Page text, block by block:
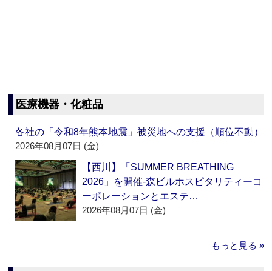
医療機器・化粧品
各社の「令和8年熊本地震」被災地への支援（順位不動）
2026年08月07日 (金)
【西川】「SUMMER BREATHING
2026」を開催‐森ビルホスピタリティーコ
ーポレーションとエステ…
2026年08月07日 (金)
もっと見る »